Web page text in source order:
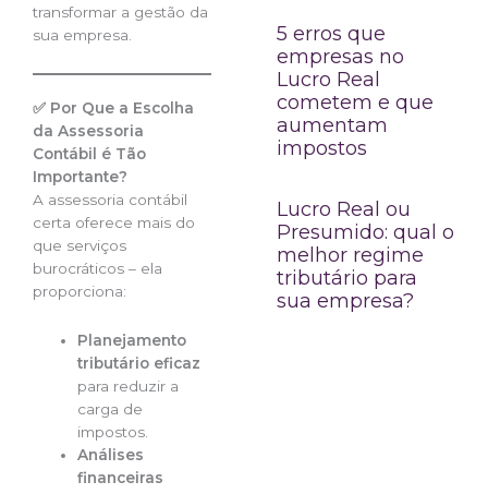
transformar a gestão da
sua empresa.
✅ Por Que a Escolha
da Assessoria
Contábil é Tão
Importante?
A assessoria contábil
certa oferece mais do
que serviços
burocráticos – ela
proporciona:
Planejamento
tributário eficaz
para reduzir a
carga de
impostos.
Análises
financeiras
5 erros que
empresas no
Lucro Real
cometem e que
aumentam
impostos
Lucro Real ou
Presumido: qual o
melhor regime
tributário para
sua empresa?